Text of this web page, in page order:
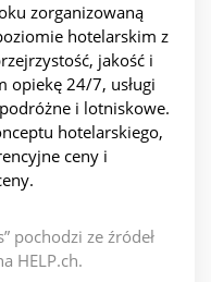
zorganizowaną
hotelarskim z
jakość i
opiekę 24/7, usługi
i lotniskowe.
hotelarskiego,
ceny i
pochodzi ze źródeł
HELP.ch.